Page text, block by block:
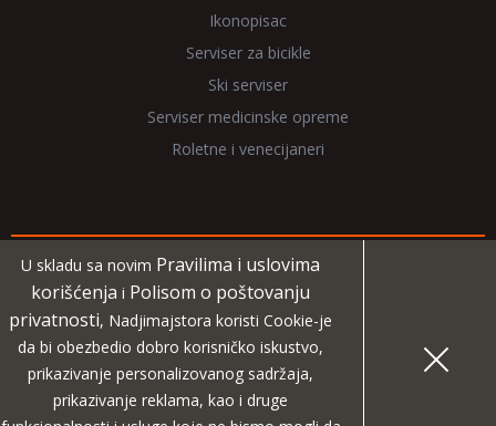
Ikonopisac
Serviser za bicikle
Ski serviser
Serviser medicinske opreme
Roletne i venecijaneri
Copyright 2026 NadjiMajstora.rs
Informacije i grafički elementi su vlasništvo veb sajta
NadjiMajstora
Projekat digitalne agencije
U skladu sa novim Pravilima i uslovima
korišćenja i Polisom o poštovanju
privatnosti, Nadjimajstora koristi Cookie-je
da bi obezbedio dobro korisničko iskustvo,
prikazivanje personalizovanog sadržaja,
prikazivanje reklama, kao i druge